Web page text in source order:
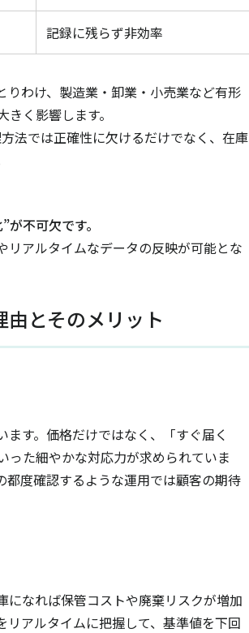
記録に残らず非効率
わけ、製造業・卸業・小売業など有形
く影響します。
法では正確性に欠けるだけでなく、在庫
不可欠です。
リアルタイムなデータの反映が可能とな
とそのメリット
す。価格だけではなく、「すぐ届く
った細やかな対応力が求められていま
度確認するような運用では顧客の期待
なれば保管コストや廃棄リスクが増加
アルタイムに把握して、基準値を下回